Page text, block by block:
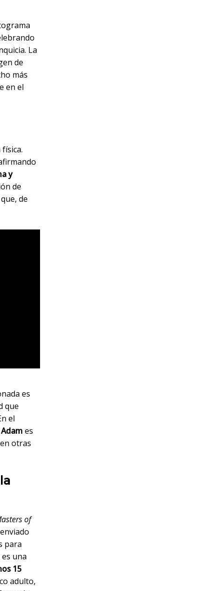
La
de
más
en el
y
de
de
es
que
el
Adam es
otras
of
para
una
15
adulto,